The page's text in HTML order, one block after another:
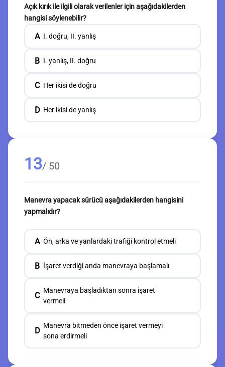
Açık kırık ile ilgili olarak verilenler için aşağıdakilerden
hangisi söylenebilir?
A I. doğru, II. yanlış
B I. yanlış, II. doğru
C Her ikisi de doğru
D Her ikisi de yanlış
13/ 50
Manevra yapacak sürücü aşağıdakilerden hangisini
yapmalıdır?
A Ön, arka ve yanlardaki trafiği kontrol etmeli
B İşaret verdiği anda manevraya başlamalı
C
Manevraya başladıktan sonra işaret
vermeli
D
Manevra bitmeden önce işaret vermeyi
sona erdirmeli